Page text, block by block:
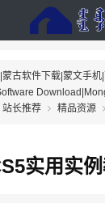
古软件下载|蒙文手
站长推荐 精品资源
实用实